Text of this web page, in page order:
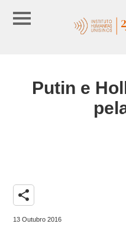
Putin e
share
13 Outubro 2016